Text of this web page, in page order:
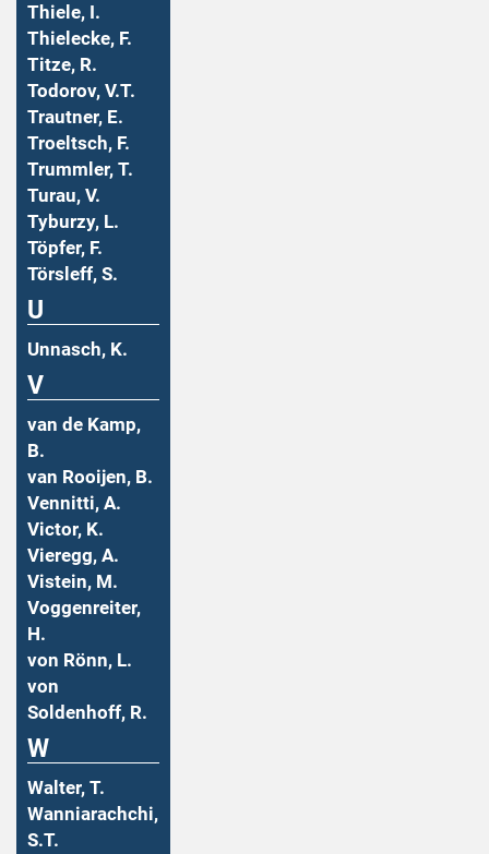
Thiele, I.
Thielecke, F.
Titze, R.
Todorov, V.T.
Trautner, E.
Troeltsch, F.
Trummler, T.
Turau, V.
Tyburzy, L.
Töpfer, F.
Törsleff, S.
U
Unnasch, K.
V
van de Kamp,
B.
van Rooijen, B.
Vennitti, A.
Victor, K.
Vieregg, A.
Vistein, M.
Voggenreiter,
H.
von Rönn, L.
von
Soldenhoff, R.
W
Walter, T.
Wanniarachchi,
S.T.